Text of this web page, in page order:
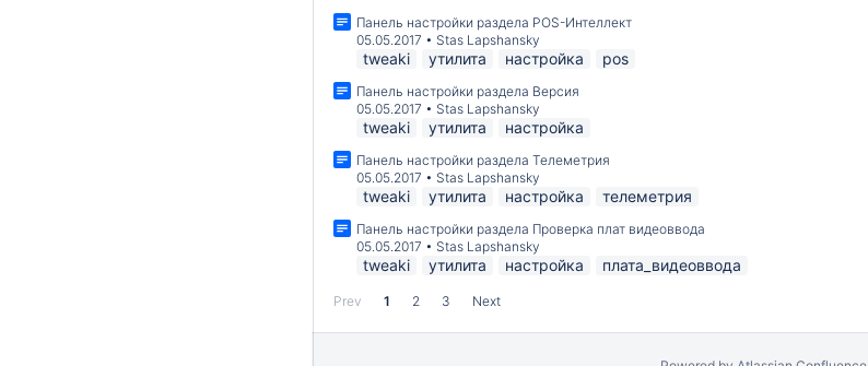
Панель настройки раздела POS-Интеллект
05.05.2017 • Stas Lapshansky
tweaki утилита настройка pos
Панель настройки раздела Версия
05.05.2017 • Stas Lapshansky
tweaki утилита настройка
Панель настройки раздела Телеметрия
05.05.2017 • Stas Lapshansky
tweaki утилита настройка телеметрия
Панель настройки раздела Проверка плат видеоввода
05.05.2017 • Stas Lapshansky
tweaki утилита настройка плата_видеоввода
Prev 1 2 3 Next